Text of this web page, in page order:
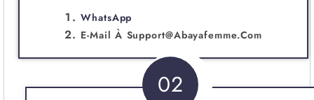
WhatsApp
E-Mail À Support@abayafemme.com
02